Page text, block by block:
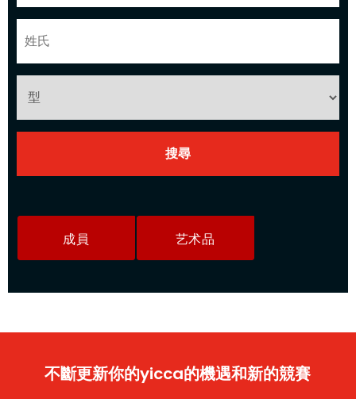
成員 艺术品
不斷更新你的yicca的機遇和新的競賽